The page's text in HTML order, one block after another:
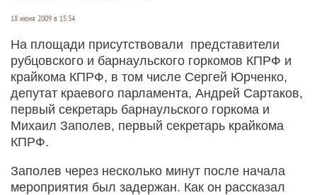
18 июня 2009 в 15:34
На площади присутствовали представители
рубцовского и барнаульского горкомов КПРФ и
крайкома КПРФ, в том числе Сергей Юрченко,
депутат краевого парламента, Андрей Сартаков,
первый секретарь барнаульского горкома и
Михаил Заполев, первый секретарь крайкома
КПРФ.
Заполев через несколько минут после начала
мероприятия был задержан. Как он рассказал